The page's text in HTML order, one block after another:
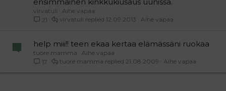
virvatuli
Aihe vapaa
21
Aihe vapaa
12.09.2013
virvatuli
help miii!! teen ekaa kertaa elämässäni ruokaa
tuore mamma
Aihe vapaa
17
Aihe vapaa
21.08.2009
tuore mamma